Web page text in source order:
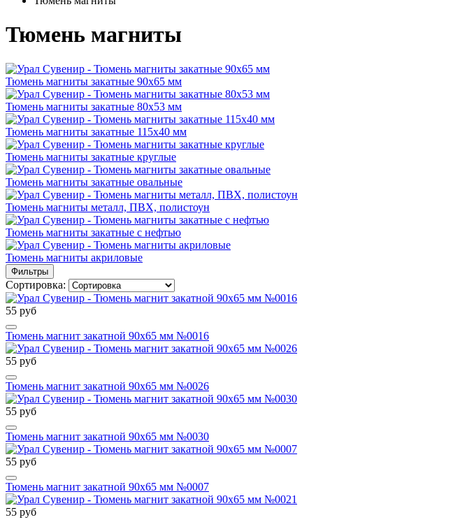
Тюмень магниты
Тюмень магниты закатные 90х65 мм
Тюмень магниты закатные 80х53 мм
Тюмень магниты закатные 115х40 мм
Тюмень магниты закатные круглые
Тюмень магниты закатные овальные
Тюмень магниты металл, ПВХ, полистоун
Тюмень магниты закатные с нефтью
Тюмень магниты акриловые
Фильтры
Сортировка:
55 руб
Тюмень магнит закатной 90х65 мм №0016
55 руб
Тюмень магнит закатной 90х65 мм №0026
55 руб
Тюмень магнит закатной 90х65 мм №0030
55 руб
Тюмень магнит закатной 90х65 мм №0007
55 руб